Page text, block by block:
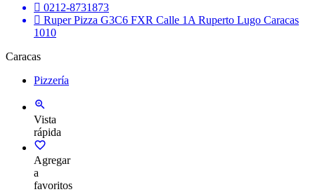
0212-8731873
Ruper Pizza G3C6 FXR Calle 1A Ruperto Lugo Caracas
1010
Caracas
Pizzería
Vista
rápida
Agregar
a
favoritos